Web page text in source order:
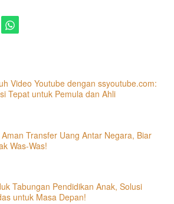
Video Youtube dengan ssyoutube.com:
Tepat untuk Pemula dan Ahli
Transfer Uang Antar Negara, Biar
Was-Was!
Tabungan Pendidikan Anak, Solusi
untuk Masa Depan!